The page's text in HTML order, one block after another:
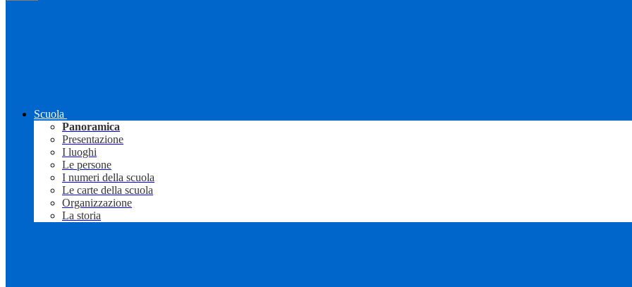
Scuola
Panoramica
Presentazione
I luoghi
Le persone
I numeri della scuola
Le carte della scuola
Organizzazione
La storia